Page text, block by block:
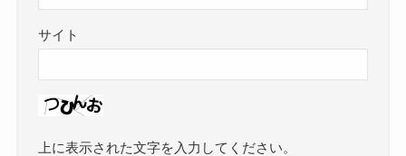
サイト
上に表示された文字を入力してください。